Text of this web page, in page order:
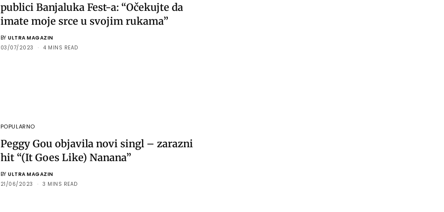
publici Banjaluka Fest-a: “Očekujte da
imate moje srce u svojim rukama”
BY ULTRA MAGAZIN
03/07/2023
4 MINS READ
POPULARNO
Peggy Gou objavila novi singl – zarazni
hit “(It Goes Like) Nanana”
BY ULTRA MAGAZIN
21/06/2023
3 MINS READ